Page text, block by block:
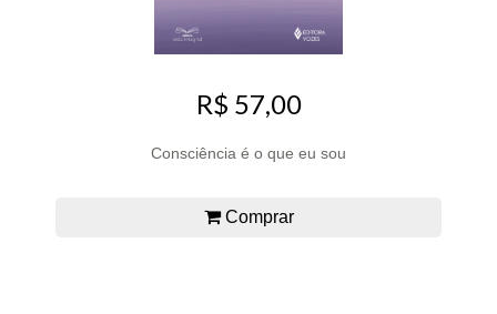
R$ 57,00
Consciência é o que eu sou
Comprar